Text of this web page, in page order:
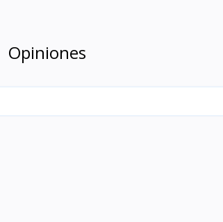
Opiniones